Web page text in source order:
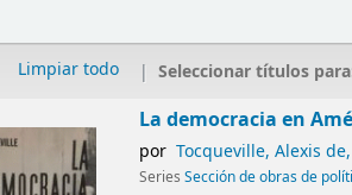
Limpiar todo Seleccionar títulos
La democracia en
por Tocqueville, Alexis de
SeriesSección de obras de